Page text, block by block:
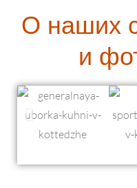
О наших
и